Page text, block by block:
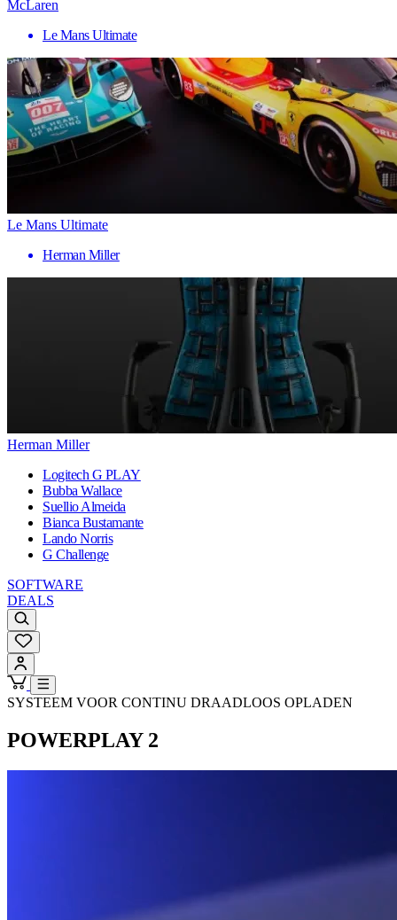
McLaren
Le Mans Ultimate
Le Mans Ultimate
Herman Miller
Herman Miller
Logitech G PLAY
Bubba Wallace
Suellio Almeida
Bianca Bustamante
Lando Norris
G Challenge
SOFTWARE
DEALS
SYSTEEM VOOR CONTINU DRAADLOOS OPLADEN
POWERPLAY 2